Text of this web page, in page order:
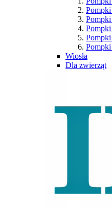
Wiosła
Dla zwierząt